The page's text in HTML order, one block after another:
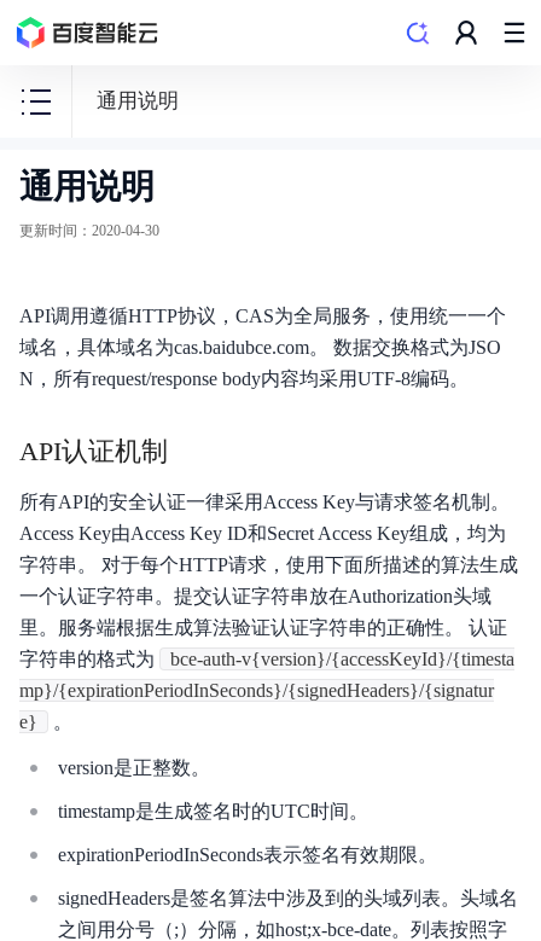
通用说明
SSL
证
务
CAS
产品动态
产品描述
产品定价
操作指南
证书相关概念
SSL证书安装指南
典型实践
API参考
常见问题
通用说明
更新时间 ： 2020-04-30
API调用遵循HTTP协议，CAS为全局服务，使用统一一个
域名，具体域名为cas.baidubce.com。 数据交换格式为JSO
N，所有request/response body内容均采用UTF-8编码。
API认证机制
所有API的安全认证一律采用Access Key与请求签名机制。
Access Key由Access Key ID和Secret Access Key组成，均为
字符串。 对于每个HTTP请求，使用下面所描述的算法生成
一个认证字符串。提交认证字符串放在Authorization头域
里。服务端根据生成算法验证认证字符串的正确性。 认证
字符串的格式为
bce-auth-v{version}/{accessKeyId}/{timesta
mp}/{expirationPeriodInSeconds}/{signedHeaders}/{signatur
e}
。
version是正整数。
timestamp是生成签名时的UTC时间。
expirationPeriodInSeconds表示签名有效期限。
signedHeaders是签名算法中涉及到的头域列表。头域名
之间用分号（;）分隔，如host;x-bce-date。列表按照字